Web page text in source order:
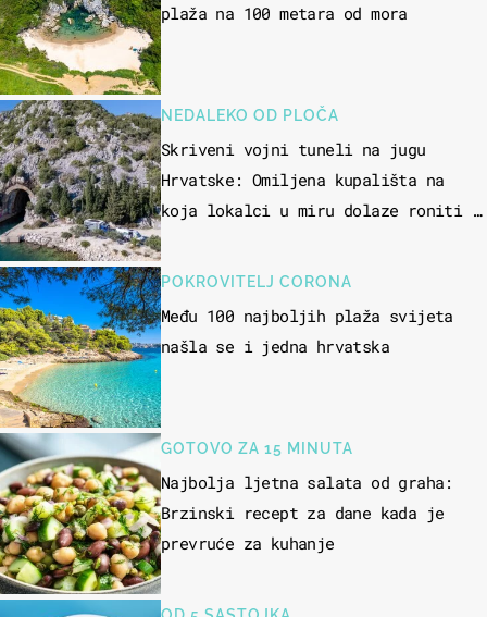
plaža na 100 metara od mora
NEDALEKO OD PLOČA
Skriveni vojni tuneli na jugu
Hrvatske: Omiljena kupališta na
koja lokalci u miru dolaze roniti i
POKROVITELJ CORONA
Među 100 najboljih plaža svijeta
našla se i jedna hrvatska
GOTOVO ZA 15 MINUTA
Najbolja ljetna salata od graha:
Brzinski recept za dane kada je
prevruće za kuhanje